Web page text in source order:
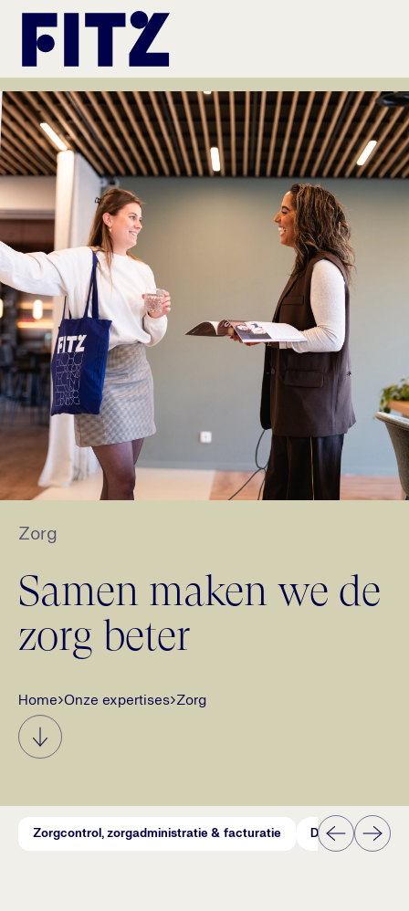
Ga naar de inhoud van de pagina
Zorg
Samen maken we de
zorg beter
Home›Onze expertises›Zorg
Zorgcontrol, zorgadministratie & facturatie Dynamiek+